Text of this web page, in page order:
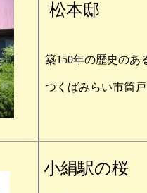
松本邸
築150年の歴史のあ
つくばみらい市筒
小絹駅の桜